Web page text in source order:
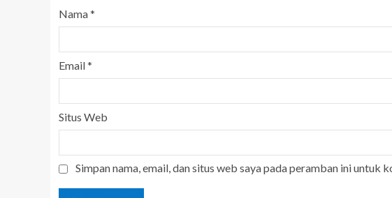
Nama*
Email*
Situs Web
Simpan nama, email, dan situs web saya pada peramban ini untuk